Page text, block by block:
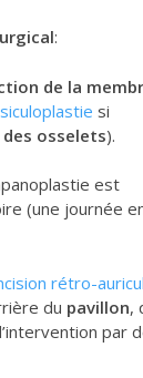
:
de la
si
osselets).
est
(une journée
rétro-
du pavillon,
par